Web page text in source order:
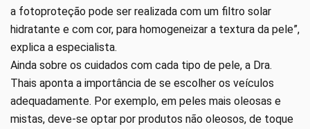
a fotoproteção pode ser realizada com um filtro solar
hidratante e com cor, para homogeneizar a textura da pele”,
explica a especialista.
Ainda sobre os cuidados com cada tipo de pele, a Dra.
Thais aponta a importância de se escolher os veículos
adequadamente. Por exemplo, em peles mais oleosas e
mistas, deve-se optar por produtos não oleosos, de toque